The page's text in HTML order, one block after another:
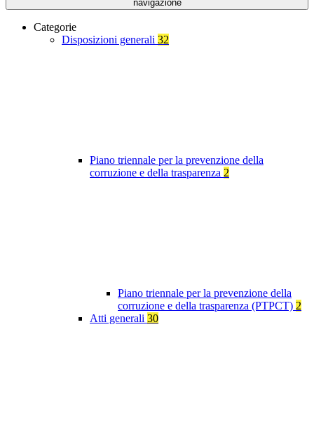
navigazione
Categorie
Disposizioni generali 32
Piano triennale per la prevenzione della
corruzione e della trasparenza 2
Piano triennale per la prevenzione della
corruzione e della trasparenza (PTPCT) 2
Atti generali 30